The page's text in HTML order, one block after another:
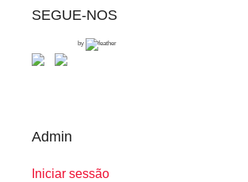
SEGUE-NOS
by
Admin
Iniciar sessão